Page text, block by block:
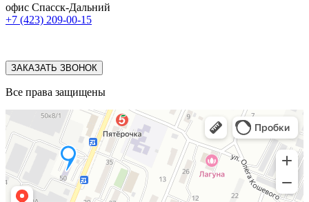
офис Спасск-Дальний
+7 (423) 209-00-15
ЗАКАЗАТЬ ЗВОНОК
Все права защищены